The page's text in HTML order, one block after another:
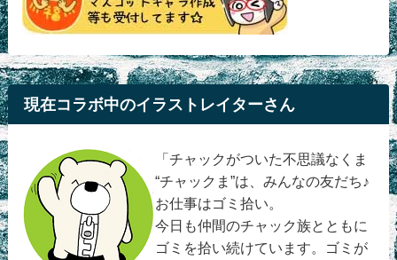
現在コラボ中のイラストレイターさん
「チャックがついた不思議なくま
“チャックま”は、みんなの友だち♪
お仕事はゴミ拾い。
今日も仲間のチャック族とともに
ゴミを拾い続けています。ゴミが